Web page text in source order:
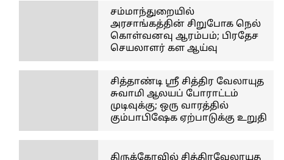
சம்மாந்துறையில்
அரசாங்கத்தின் சிறுபோக நெல்
கொள்வனவு ஆரம்பம்; பிரதேச
செயலாளர் கள ஆய்வு
சித்தாண்டி ஸ்ரீ சித்திர வேலாயுத
சுவாமி ஆலயப் போராட்டம்
முடிவுக்கு; ஒரு வாரத்தில்
கும்பாபிஷேக ஏற்பாடுக்கு உறுதி